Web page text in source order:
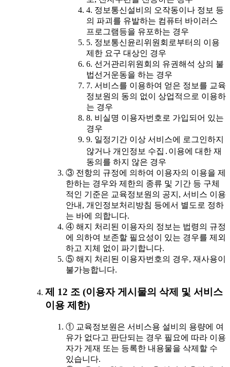
4. 정보통신설비의 오작동이나 정보 등
의 파괴를 유발하는 컴퓨터 바이러스
프로그램등을 유포하는 경우
5. 정보통신윤리위원회로부터의 이용
제한 요구 대상인 경우
6. 선거관리위원회의 유권해석 상의 불
법선거운동을 하는 경우
7. 서비스를 이용하여 얻은 정보를 교육
정보원의 동의 없이 상업적으로 이용하
는 경우
8. 비실명 이용자번호로 가입되어 있는
경우
9. 일정기간 이상 서비스에 로그인하지
않거나 개인정보 수집․이용에 대한 재
동의를 하지 않은 경우
③ 전항의 규정에 의하여 이용자의 이용을 제
한하는 경우와 제한의 종류 및 기간 등 구체
적인 기준은 교육정보원의 공지, 서비스 이용
안내, 개인정보처리방침 등에서 별도로 정하
는 바에 의합니다.
④ 해지 처리된 이용자의 정보는 법령의 규정
에 의하여 보존할 필요성이 있는 경우를 제외
하고 지체 없이 파기합니다.
⑤ 해지 처리된 이용자번호의 경우, 재사용이
불가능합니다.
제 12 조 (이용자 게시물의 삭제 및 서비스
이용 제한)
① 교육정보원은 서비스용 설비의 용량에 여
유가 없다고 판단되는 경우 필요에 따라 이용
자가 게재 또는 등록한 내용물을 삭제할 수
있습니다.